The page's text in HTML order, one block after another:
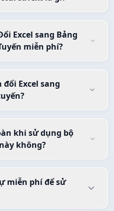
Excel sang Bảng
miễn phí?
Excel sang
khi sử dụng bộ
không?
miễn phí để sử